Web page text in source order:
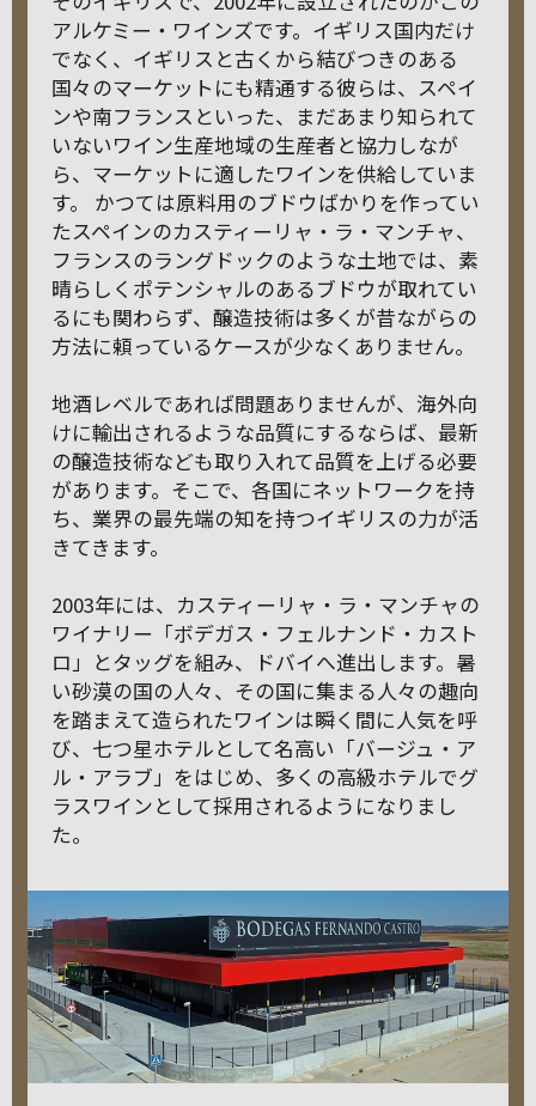
アルケミー・ワインズです。イギリス国内だけ
でなく、イギリスと古くから結びつきのある
国々のマーケットにも精通する彼らは、スペイ
ンや南フランスといった、まだあまり知られて
いないワイン生産地域の生産者と協力しなが
ら、マーケットに適したワインを供給していま
す。 かつては原料用のブドウばかりを作ってい
たスペインのカスティーリャ・ラ・マンチャ、
フランスのラングドックのような土地では、素
晴らしくポテンシャルのあるブドウが取れてい
るにも関わらず、醸造技術は多くが昔ながらの
方法に頼っているケースが少なくありません。
地酒レベルであれば問題ありませんが、海外向
けに輸出されるような品質にするならば、最新
の醸造技術なども取り入れて品質を上げる必要
があります。そこで、各国にネットワークを持
ち、業界の最先端の知を持つイギリスの力が活
きてきます。
2003年には、カスティーリャ・ラ・マンチャの
ワイナリー「ボデガス・フェルナンド・カスト
ロ」とタッグを組み、ドバイへ進出します。暑
い砂漠の国の人々、その国に集まる人々の趣向
を踏まえて造られたワインは瞬く間に人気を呼
び、七つ星ホテルとして名高い「バージュ・ア
ル・アラブ」をはじめ、多くの高級ホテルでグ
ラスワインとして採用されるようになりまし
た。